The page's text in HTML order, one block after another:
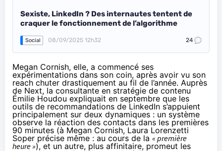
Sexiste, LinkedIn ? Des internautes tentent de
craquer le fonctionnement de l’algorithme
Social 08/09/2025 12h32 24
Megan Cornish, elle, a commencé ses
expérimentations dans son coin, après avoir vu son
reach chuter drastiquement au fil de l’année. Auprès
de Next, la consultante en stratégie de contenu
Émilie Houdou expliquait en septembre que les
outils de recommandations de LinkedIn s’appuient
principalement sur deux dynamiques : un système
observe la réaction des contacts dans les premières
90 minutes (à Megan Cornish, Laura Lorenzetti
Soper précise même : au cours de la « première
heure »), et un autre, plus affinitaire, promeut les